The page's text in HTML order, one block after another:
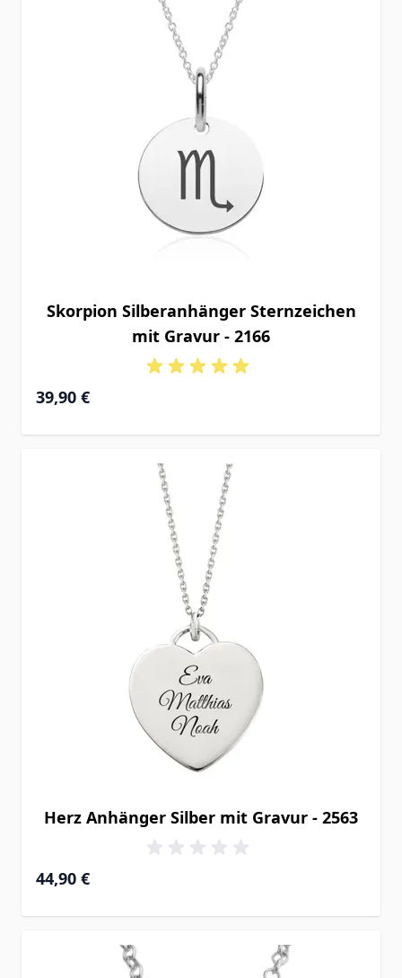
Skorpion Silberanhänger Sternzeichen
mit Gravur - 2166
39,90 €
Herz Anhänger Silber mit Gravur - 2563
44,90 €